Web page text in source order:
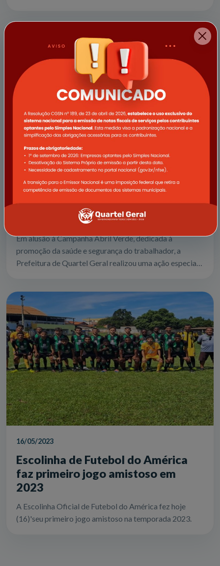
11/04/2025
Campanha Abril Verde promove
ações de saúde voltadas ao
trabalhador rural em Quartel Geral
Em alusão à Campanha Abril Verde, dedicada à
promoção da saúde e segurança do trabalhador, a
Prefeitura de Quartel Geral realizou uma ação especial
16/05/2023
Escolinha de Futebol do América
faz primeiro jogo amistoso em
2023
A Escolinha Oficial de Futebol do América fez hoje
(16)'seu primeiro jogo amistoso na temporada 2023.